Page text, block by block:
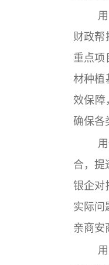
财政帮
重点项
材种植
效保障
确保各
合，提
银企对
实际问
亲商安